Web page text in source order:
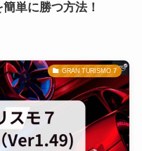
単に勝つ方法！
GRAN TURISMO 7